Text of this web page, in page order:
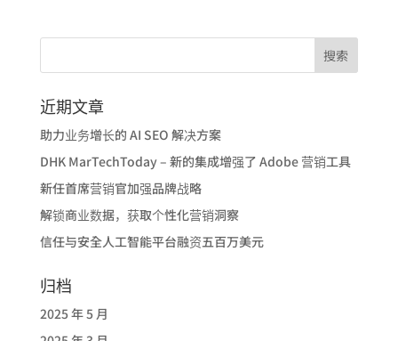
近期文章
助力业务增长的 AI SEO 解决方案
DHK MarTechToday – 新的集成增强了 Adobe 营销工具
新任首席营销官加强品牌战略
解锁商业数据，获取个性化营销洞察
信任与安全人工智能平台融资五百万美元
归档
2025 年 5 月